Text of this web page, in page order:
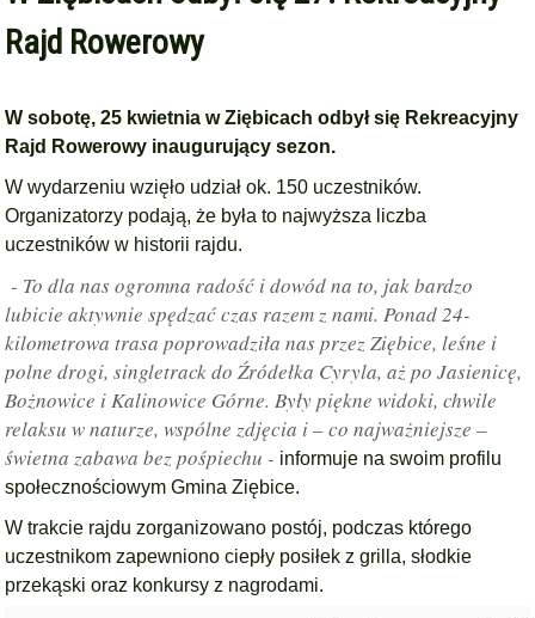
Rajd Rowerowy
W sobotę, 25 kwietnia w Ziębicach odbył się Rekreacyjny
Rajd Rowerowy inaugurujący sezon.
W wydarzeniu wzięło udział ok. 150 uczestników.
Organizatorzy podają, że była to najwyższa liczba
uczestników w historii rajdu.
- To dla nas ogromna radość i dowód na to, jak bardzo
lubicie aktywnie spędzać czas razem z nami. Ponad 24-
kilometrowa trasa poprowadziła nas przez Ziębice, leśne i
polne drogi, singletrack do Źródełka Cyryla, aż po Jasienicę,
Bożnowice i Kalinowice Górne. Były piękne widoki, chwile
relaksu w naturze, wspólne zdjęcia i – co najważniejsze –
świetna zabawa bez pośpiechu - informuje na swoim profilu
społecznościowym Gmina Ziębice.
W trakcie rajdu zorganizowano postój, podczas którego
uczestnikom zapewniono ciepły posiłek z grilla, słodkie
przekąski oraz konkursy z nagrodami.